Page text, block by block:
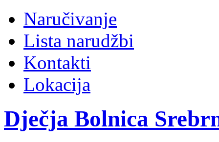
Naručivanje
Lista narudžbi
Kontakti
Lokacija
Dječja Bolnica